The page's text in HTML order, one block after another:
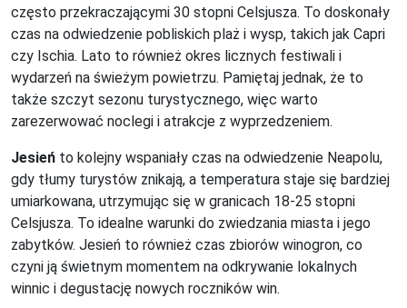
często przekraczającymi 30 stopni Celsjusza. To doskonały
czas na odwiedzenie pobliskich plaż i wysp, takich jak Capri
czy Ischia. Lato to również okres licznych festiwali i
wydarzeń na świeżym powietrzu. Pamiętaj jednak, że to
także szczyt sezonu turystycznego, więc warto
zarezerwować noclegi i atrakcje z wyprzedzeniem.
Jesień to kolejny wspaniały czas na odwiedzenie Neapolu,
gdy tłumy turystów znikają, a temperatura staje się bardziej
umiarkowana, utrzymując się w granicach 18-25 stopni
Celsjusza. To idealne warunki do zwiedzania miasta i jego
zabytków. Jesień to również czas zbiorów winogron, co
czyni ją świetnym momentem na odkrywanie lokalnych
winnic i degustację nowych roczników win.